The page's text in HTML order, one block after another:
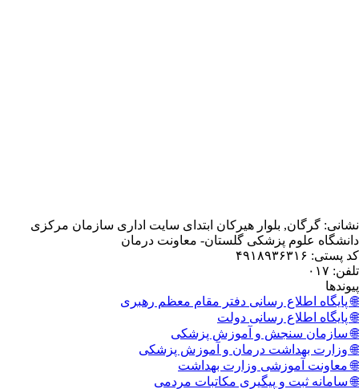
بلوار هیرکان ابتدای سایت اداری سازمان مرکزی
پزشکی گلستان- معاونت درمان
رسانی دفتر مقام معظم رهبری
رسانی دولت
و آموزش پزشکی
درمان و آموزش پزشکی
وزارت بهداشت
و پیگیری مکاتبات مردمی